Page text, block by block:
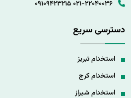
021-22040036
09109423215
دسترسی سریع
استخدام تبریز
استخدام کرج
استخدام شیراز